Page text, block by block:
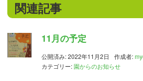
関連記事
11月の予定
公開済み: 2022年11月2日 作成者:
カテゴリー:園からのお知らせ